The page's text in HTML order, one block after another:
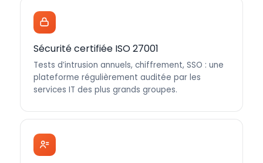
Sécurité certifiée ISO 27001
Tests d’intrusion annuels, chiffrement, SSO : une
plateforme régulièrement auditée par les
services IT des plus grands groupes.